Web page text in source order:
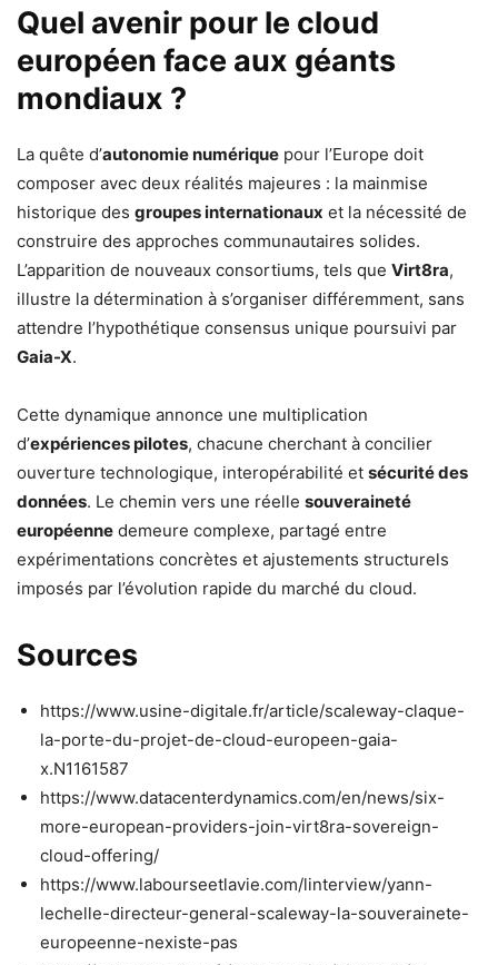
Quel avenir pour le cloud
européen face aux géants
mondiaux ?
La quête d’autonomie numérique pour l’Europe doit
composer avec deux réalités majeures : la mainmise
historique des groupes internationaux et la nécessité de
construire des approches communautaires solides.
L’apparition de nouveaux consortiums, tels que Virt8ra,
illustre la détermination à s’organiser différemment, sans
attendre l’hypothétique consensus unique poursuivi par
Gaia-X.
Cette dynamique annonce une multiplication
d’expériences pilotes, chacune cherchant à concilier
ouverture technologique, interopérabilité et sécurité des
données. Le chemin vers une réelle souveraineté
européenne demeure complexe, partagé entre
expérimentations concrètes et ajustements structurels
imposés par l’évolution rapide du marché du cloud.
Sources
https://www.usine-digitale.fr/article/scaleway-claque-
la-porte-du-projet-de-cloud-europeen-gaia-
x.N1161587
https://www.datacenterdynamics.com/en/news/six-
more-european-providers-join-virt8ra-sovereign-
cloud-offering/
https://www.labourseetlavie.com/linterview/yann-
lechelle-directeur-general-scaleway-la-souverainete-
europeenne-nexiste-pas